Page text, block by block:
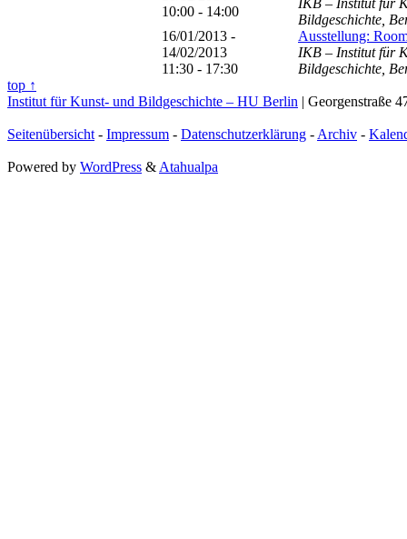
10:00 - 14:00
IKB – Institut für
Bildgeschichte,
16/01/2013 -
14/02/2013
11:30 - 17:30
Ausstellung:
IKB – Institut für
Bildgeschichte,
top ↑
Institut für Kunst- und Bildgeschichte – HU Berlin | Georgenstraße
Seitenübersicht - Impressum - Datenschutzerklärung - Archiv -
Powered by WordPress & Atahualpa